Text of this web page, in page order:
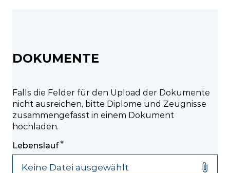
DOKUMENTE
Falls die Felder für den Upload der Dokumente
nicht ausreichen, bitte Diplome und Zeugnisse
zusammengefasst in einem Dokument
hochladen.
Lebenslauf